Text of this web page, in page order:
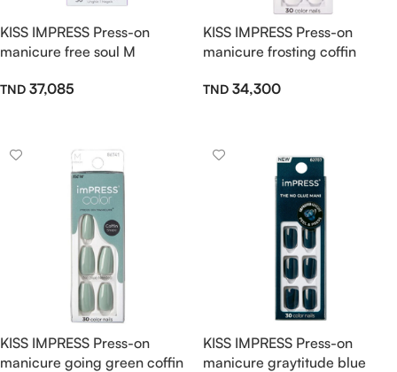
KISS IMPRESS Press-on
manicure free soul M
37,085
KISS IMPRESS Press-on
manicure frosting coffin
34,300
KISS IMPRESS Press-on
manicure going green coffin
KISS IMPRESS Press-on
manicure graytitude blue